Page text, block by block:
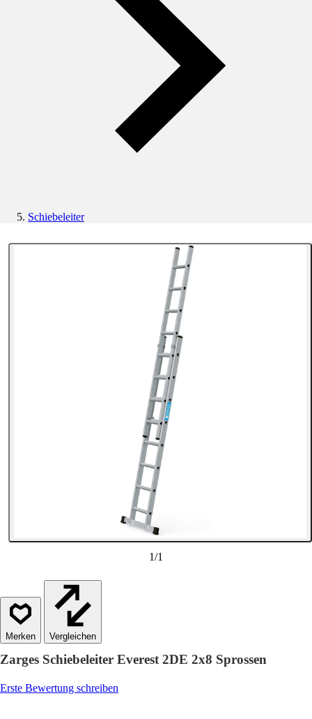
Schiebeleiter
1/1
Vergleichen
Zarges Schiebeleiter Everest 2DE 2x8 Sprossen
Erste Bewertung schreiben